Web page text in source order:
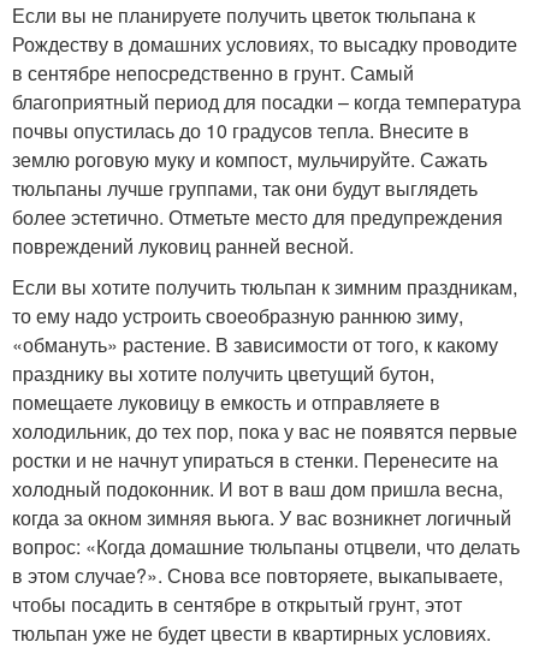
Если вы не планируете получить цветок тюльпана к
Рождеству в домашних условиях, то высадку проводите
в сентябре непосредственно в грунт. Самый
благоприятный период для посадки – когда температура
почвы опустилась до 10 градусов тепла. Внесите в
землю роговую муку и компост, мульчируйте. Сажать
тюльпаны лучше группами, так они будут выглядеть
более эстетично. Отметьте место для предупреждения
повреждений луковиц ранней весной.
Если вы хотите получить тюльпан к зимним праздникам,
то ему надо устроить своеобразную раннюю зиму,
«обмануть» растение. В зависимости от того, к какому
празднику вы хотите получить цветущий бутон,
помещаете луковицу в емкость и отправляете в
холодильник, до тех пор, пока у вас не появятся первые
ростки и не начнут упираться в стенки. Перенесите на
холодный подоконник. И вот в ваш дом пришла весна,
когда за окном зимняя вьюга. У вас возникнет логичный
вопрос: «Когда домашние тюльпаны отцвели, что делать
в этом случае?». Снова все повторяете, выкапываете,
чтобы посадить в сентябре в открытый грунт, этот
тюльпан уже не будет цвести в квартирных условиях.